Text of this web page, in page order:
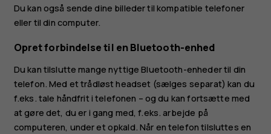
Du kan også sende dine billeder til kompatible telefoner
eller til din computer.
Opret forbindelse til en Bluetooth-enhed
Du kan tilslutte mange nyttige Bluetooth-enheder til din
telefon. Med et trådløst headset (sælges separat) kan du
f.eks. tale håndfrit i telefonen – og du kan fortsætte med
at gøre det, du er i gang med, f.eks. arbejde på
computeren, under et opkald. Når en telefon tilsluttes en